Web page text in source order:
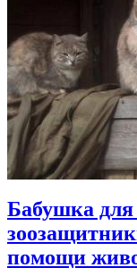
Бабушка
помощи